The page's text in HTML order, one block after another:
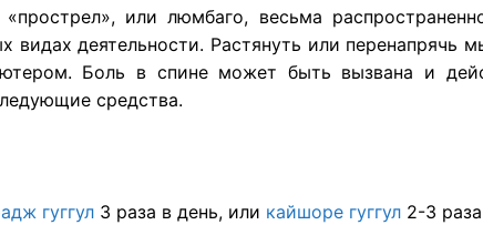
или люмбаго, весьма
видах деятельности. Растянуть или
Боль в спине может быть вызвана и
средства.
гуггул 3 раза в день, или кайшоре гуггул 2-3